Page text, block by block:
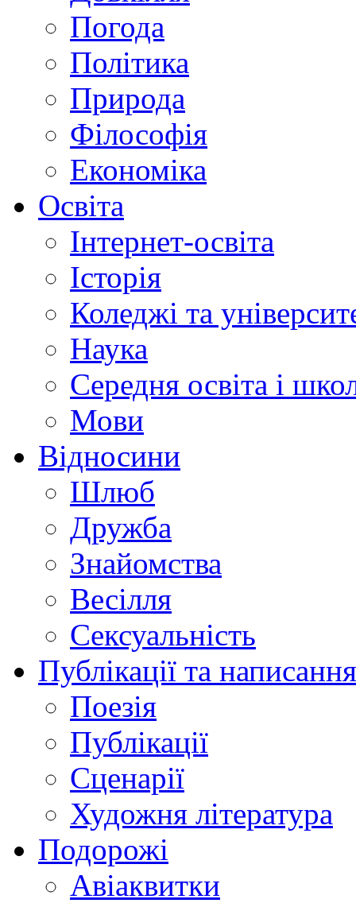
Погода
Політика
Природа
Філософія
Економіка
Освіта
Інтернет-освіта
Історія
Коледжі та
Наука
Середня освіта і
Мови
Відносини
Шлюб
Дружба
Знайомства
Весілля
Сексуальність
Публікації та
Поезія
Публікації
Сценарії
Художня література
Подорожі
Авіаквитки